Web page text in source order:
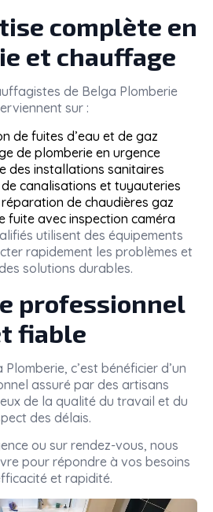
complète en
et chauffage
de Belga Plomberie
sur :
de fuites d’eau et de gaz
de plomberie en urgence
des installations sanitaires
canalisations et tuyauteries
de chaudières gaz
fuite avec inspection caméra
utilisent des équipements
rapidement les problèmes et
solutions durables.
professionnel
fiable
Plomberie, c’est bénéficier d’un
assuré par des artisans
de la qualité du travail et du
des délais.
ou sur rendez-vous, nous
pour répondre à vos besoins
et rapidité.